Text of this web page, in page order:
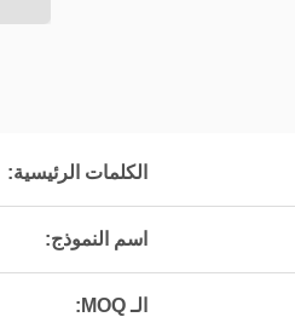
الكلمات الرئيسية:
اسم النموذج:
الـ MOQ: